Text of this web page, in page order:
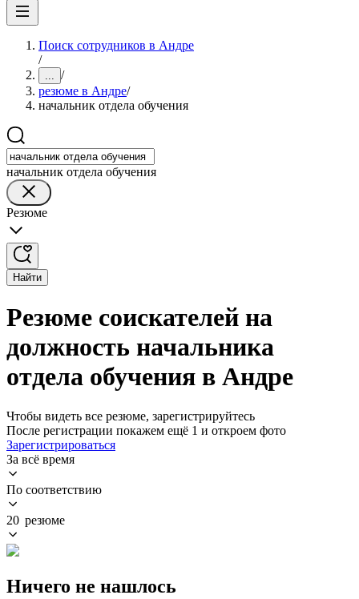
Поиск сотрудников в Андре
/
... /
резюме в Андре/
начальник отдела обучения
начальник отдела обучения
Резюме
Найти
Резюме соискателей на
должность начальника
отдела обучения в Андре
Чтобы видеть все резюме, зарегистрируйтесь
После регистрации покажем ещё 1 и откроем фото
Зарегистрироваться
За всё время
По соответствию
20 резюме
Ничего не нашлось